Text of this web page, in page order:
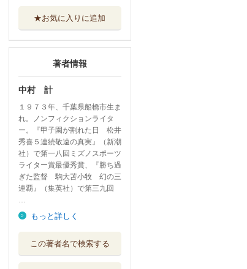
★お気に入りに追加
著者情報
中村 計
１９７３年、千葉県船橋市生ま
れ。ノンフィクションライタ
ー。『甲子園が割れた日 松井
秀喜５連続敬遠の真実』（新潮
社）で第一八回ミズノスポーツ
ライター賞最優秀賞、『勝ち過
ぎた監督 駒大苫小牧 幻の三
連覇』（集英社）で第三九回
…
もっと詳しく
この著者名で検索する
世界